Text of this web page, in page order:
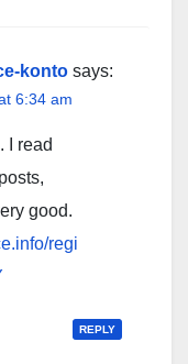
konto says:
6:34 am
I read
good.
regi
REPLY